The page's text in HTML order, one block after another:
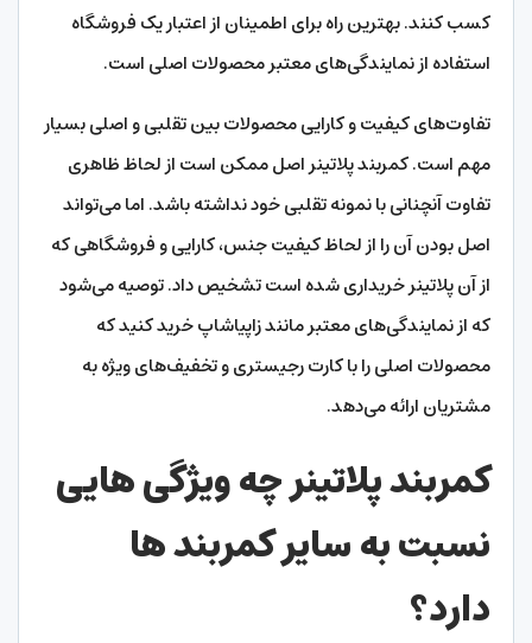
کسب کنند. بهترین راه برای اطمینان از اعتبار یک فروشگاه
استفاده از نمایندگی‌های معتبر محصولات اصلی است.
تفاوت‌های کیفیت و کارایی محصولات بین تقلبی و اصلی بسیار
مهم است. کمربند پلاتینر اصل ممکن است از لحاظ ظاهری
تفاوت آنچنانی با نمونه تقلبی خود نداشته باشد. اما می‌تواند
اصل بودن آن را از لحاظ کیفیت جنس، کارایی و فروشگاهی که
از آن پلاتینر خریداری شده است تشخیص داد. توصیه می‌شود
که از نمایندگی‌های معتبر مانند زاپیاشاپ خرید کنید که
محصولات اصلی را با کارت رجیستری و تخفیف‌های ویژه به
مشتریان ارائه می‌دهد.
کمربند پلاتینر چه ویژگی هایی
نسبت به سایر کمربند ها
دارد؟